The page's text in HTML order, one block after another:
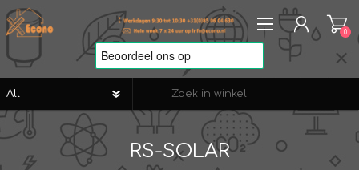
REGISTREREN
AANMELDEN
0
RS-SOLAR